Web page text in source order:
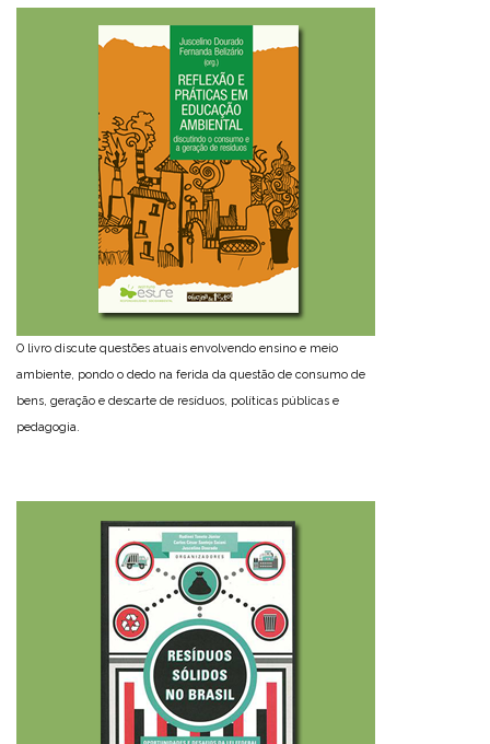
O livro discute questões atuais envolvendo ensino e meio
ambiente, pondo o dedo na ferida da questão de consumo de
bens, geração e descarte de resíduos, políticas públicas e
pedagogia.